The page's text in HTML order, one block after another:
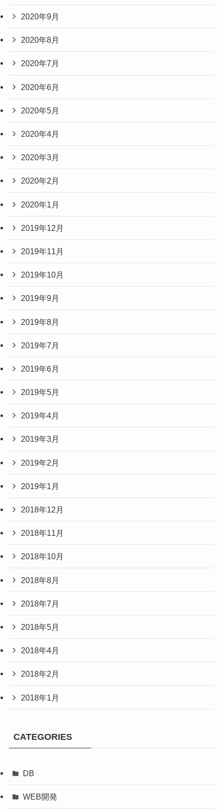
2020年9月
2020年8月
2020年7月
2020年6月
2020年5月
2020年4月
2020年3月
2020年2月
2020年1月
2019年12月
2019年11月
2019年10月
2019年9月
2019年8月
2019年7月
2019年6月
2019年5月
2019年4月
2019年3月
2019年2月
2019年1月
2018年12月
2018年11月
2018年10月
2018年8月
2018年7月
2018年5月
2018年4月
2018年2月
2018年1月
CATEGORIES
DB
WEB開発